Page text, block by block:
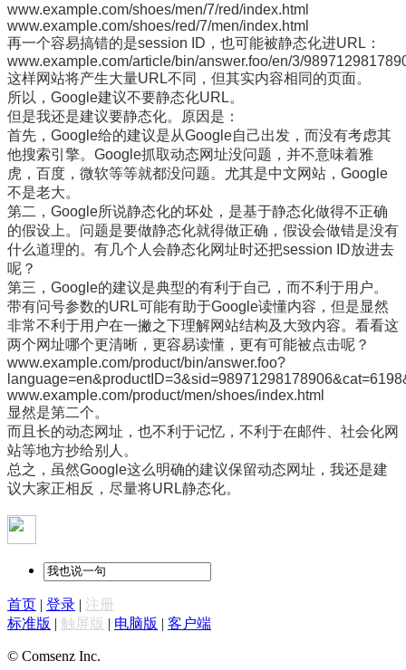
www.example.com/shoes/men/7/red/index.html
www.example.com/shoes/red/7/men/index.html
再一个容易搞错的是session ID，也可能被静态化进URL：
www.example.com/article/bin/answer.foo/en/3/
这样网站将产生大量URL不同，但其实内容相同的页面。
所以，Google建议不要静态化URL。
但是我还是建议要静态化。原因是：
首先，Google给的建议是从Google自己出发，而没有考虑其
他搜索引擎。Google抓取动态网址没问题，并不意味着雅
虎，百度，微软等等就都没问题。尤其是中文网站，Google
不是老大。
第二，Google所说静态化的坏处，是基于静态化做得不正确
的假设上。问题是要做静态化就得做正确，假设会做错是没有
什么道理的。有几个人会静态化网址时还把session ID放进去
呢？
第三，Google的建议是典型的有利于自己，而不利于用户。
带有问号参数的URL可能有助于Google读懂内容，但是显然
非常不利于用户在一撇之下理解网站结构及大致内容。看看这
两个网址哪个更清晰，更容易读懂，更有可能被点击呢？
www.example.com/product/bin/answer.foo?
www.example.com/product/men/shoes/index.html
显然是第二个。
而且长的动态网址，也不利于记忆，不利于在邮件、社会化网
站等地方抄给别人。
总之，虽然Google这么明确的建议保留动态网址，我还是建
议大家正相反，尽量将URL静态化。
首页 | 登录 | 注册
标准版 | 触屏版 | 电脑版 | 客户端
© Comsenz Inc.